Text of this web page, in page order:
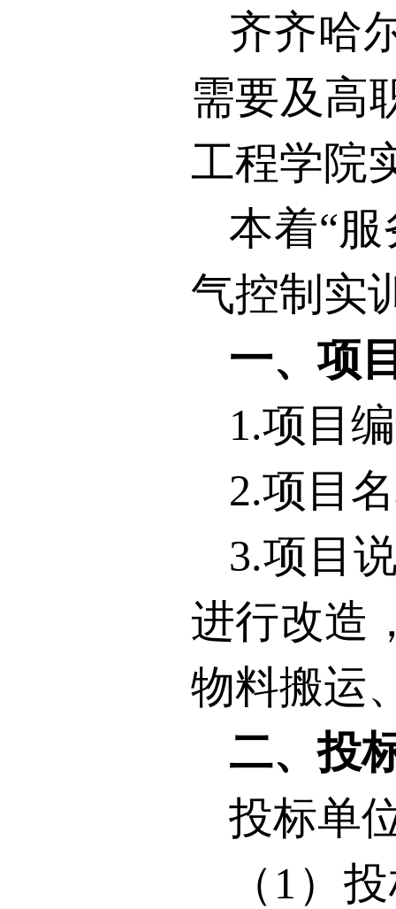
齐齐哈
需要及高
工程学院
本着“
气控制实
一、项
1.项目
2.项目
3.项目
进行改造
物料搬运
二、投
投标单
（ 1 ）